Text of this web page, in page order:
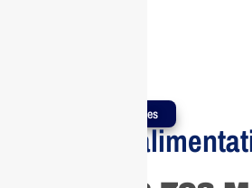
Produits Authentiques
Module